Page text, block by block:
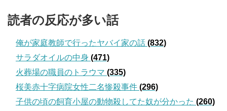
読者の反応が多い話
俺が家庭教師で行ったヤバイ家の話 (832)
サラダオイルの中身 (471)
火葬場の職員のトラウマ (335)
桜美赤十字病院女性二名惨殺事件 (296)
子供の頃の飼育小屋の動物殺してた奴が分かった (260)